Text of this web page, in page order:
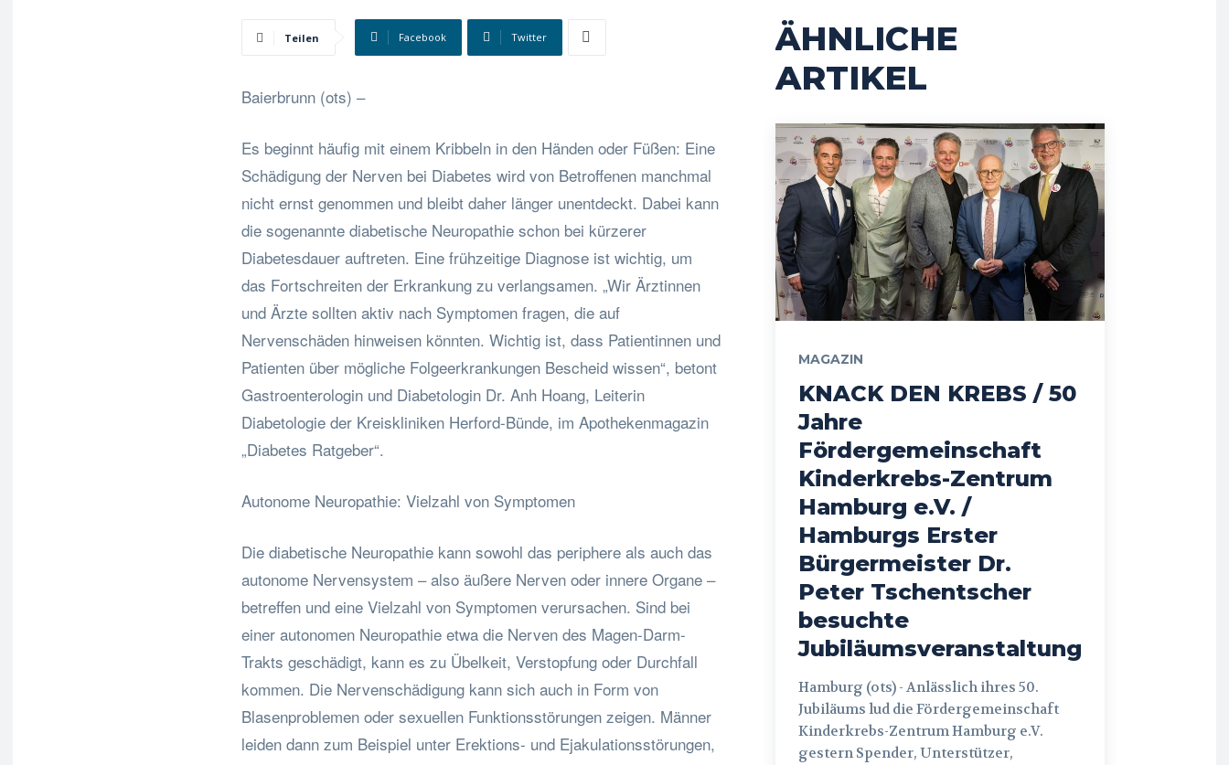
Teilen Facebook Twitter
Baierbrunn (ots) –
Es beginnt häufig mit einem Kribbeln in den Händen oder Füßen: Eine
Schädigung der Nerven bei Diabetes wird von Betroffenen manchmal
nicht ernst genommen und bleibt daher länger unentdeckt. Dabei kann
die sogenannte diabetische Neuropathie schon bei kürzerer
Diabetesdauer auftreten. Eine frühzeitige Diagnose ist wichtig, um
das Fortschreiten der Erkrankung zu verlangsamen. „Wir Ärztinnen
und Ärzte sollten aktiv nach Symptomen fragen, die auf
Nervenschäden hinweisen könnten. Wichtig ist, dass Patientinnen und
Patienten über mögliche Folgeerkrankungen Bescheid wissen“, betont
Gastroenterologin und Diabetologin Dr. Anh Hoang, Leiterin
Diabetologie der Kreiskliniken Herford-Bünde, im Apothekenmagazin
„Diabetes Ratgeber“.
Autonome Neuropathie: Vielzahl von Symptomen
Die diabetische Neuropathie kann sowohl das periphere als auch das
autonome Nervensystem – also äußere Nerven oder innere Organe –
betreffen und eine Vielzahl von Symptomen verursachen. Sind bei
einer autonomen Neuropathie etwa die Nerven des Magen-Darm-
Trakts geschädigt, kann es zu Übelkeit, Verstopfung oder Durchfall
kommen. Die Nervenschädigung kann sich auch in Form von
Blasenproblemen oder sexuellen Funktionsstörungen zeigen. Männer
leiden dann zum Beispiel unter Erektions- und Ejakulationsstörungen,
ÄHNLICHE
ARTIKEL
MAGAZIN
KNACK DEN KREBS / 50
Jahre
Fördergemeinschaft
Kinderkrebs-Zentrum
Hamburg e.V. /
Hamburgs Erster
Bürgermeister Dr.
Peter Tschentscher
besuchte
Jubiläumsveranstaltung
Hamburg (ots) - Anlässlich ihres 50.
Jubiläums lud die Fördergemeinschaft
Kinderkrebs-Zentrum Hamburg e.V.
gestern Spender, Unterstützer,